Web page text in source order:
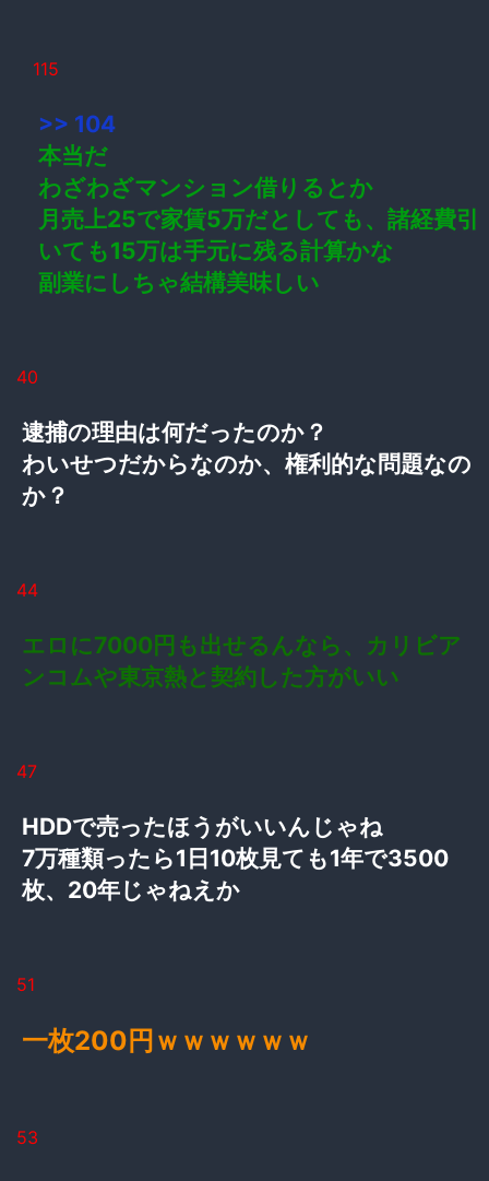
115
>> 104
本当だ
わざわざマンション借りるとか
月売上25で家賃5万だとしても、諸経費引
いても15万は手元に残る計算かな
副業にしちゃ結構美味しい
40
逮捕の理由は何だったのか？
わいせつだからなのか、権利的な問題なの
か？
44
エロに7000円も出せるんなら、カリビア
ンコムや東京熱と契約した方がいい
47
HDDで売ったほうがいいんじゃね
7万種類ったら1日10枚見ても1年で3500
枚、20年じゃねえか
51
一枚200円ｗｗｗｗｗｗ
53